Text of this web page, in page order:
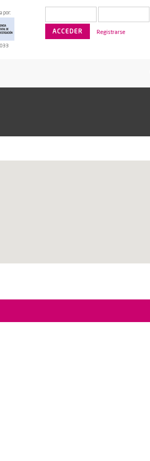
por:
Registrarse